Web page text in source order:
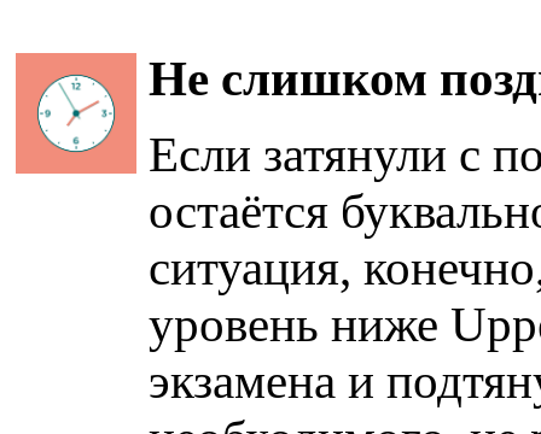
Не слишком
Если затянули с
остаётся
ситуация,
уровень ниже
экзамена и